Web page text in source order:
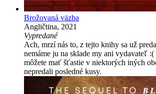
Brožovaná väzba
Angličtina, 2021
Vypredané
Ach, mrzí nás to, z tejto knihy sa už
nemáme ju na sklade my ani vydavateľ
môžete mať šťastie v niektorých iných
nepredali posledné kusy.